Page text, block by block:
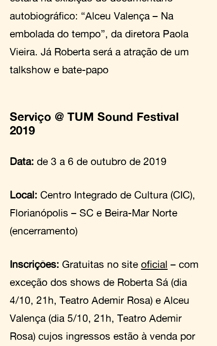
autobiográfico: “Alceu Valença – Na
embolada do tempo”, da diretora Paola
Vieira. Já Roberta será a atração de um
talkshow e bate-papo
Serviço @ TUM Sound Festival
2019
Data: de 3 a 6 de outubro de 2019
Local: Centro Integrado de Cultura (CIC),
Florianópolis – SC e Beira-Mar Norte
(encerramento)
Inscrições: Gratuitas no site oficial – com
exceção dos shows de Roberta Sá (dia
4/10, 21h, Teatro Ademir Rosa) e Alceu
Valença (dia 5/10, 21h, Teatro Ademir
Rosa) cujos ingressos estão à venda por